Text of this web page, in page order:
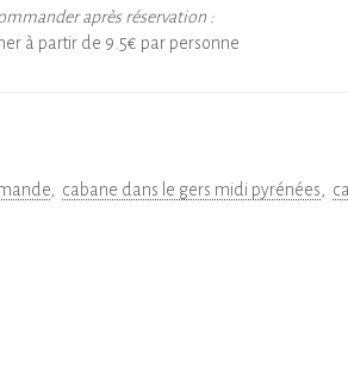
après réservation :
à partir de 9.5€ par personne
cabane dans le gers midi pyrénées